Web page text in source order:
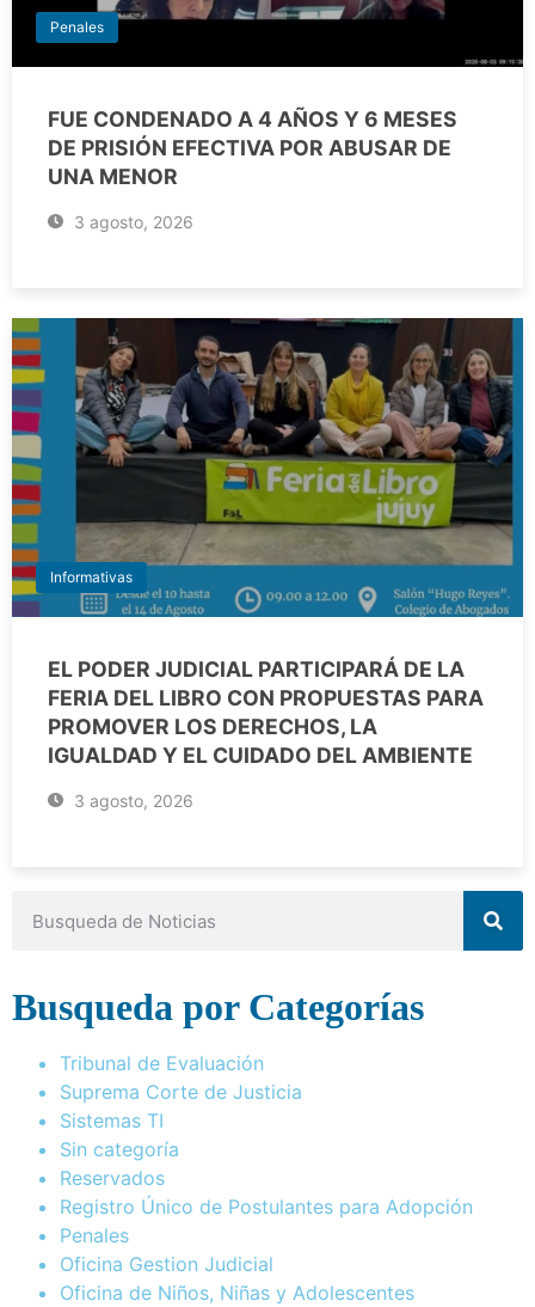
Penales
FUE CONDENADO A 4 AÑOS Y 6 MESES
DE PRISIÓN EFECTIVA POR ABUSAR DE
UNA MENOR
3 agosto, 2026
Informativas
EL PODER JUDICIAL PARTICIPARÁ DE LA
FERIA DEL LIBRO CON PROPUESTAS PARA
PROMOVER LOS DERECHOS, LA
IGUALDAD Y EL CUIDADO DEL AMBIENTE
3 agosto, 2026
Busqueda por Categorías
Tribunal de Evaluación
Suprema Corte de Justicia
Sistemas TI
Sin categoría
Reservados
Registro Único de Postulantes para Adopción
Penales
Oficina Gestion Judicial
Oficina de Niños, Niñas y Adolescentes